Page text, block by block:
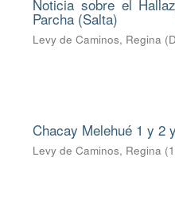
Noticia sobre el
Parcha (Salta)
Levy de Caminos, Regina (
Chacay Melehué 1 y 2
Levy de Caminos, Regina (